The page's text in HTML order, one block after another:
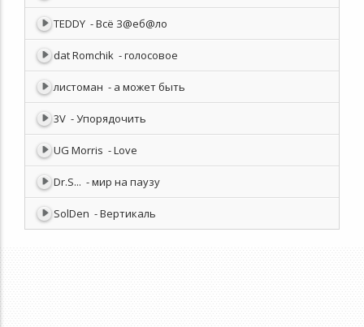
TEDDY - Всё З@еб@ло
dat Romchik - голосовое
листоман - а может быть
3V - Упорядочить
UG Morris - Love
Dr.S... - мир на паузу
SolDen - Вертикаль